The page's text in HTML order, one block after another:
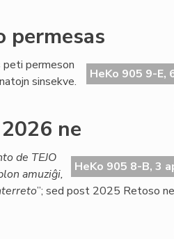
permesas
HeKo 905 9-E,
peti permeson
sinsekve.
ne
HeKo 905 8-B, 3
de TEJO
amuziĝi,
”; sed post 2025 Retoso